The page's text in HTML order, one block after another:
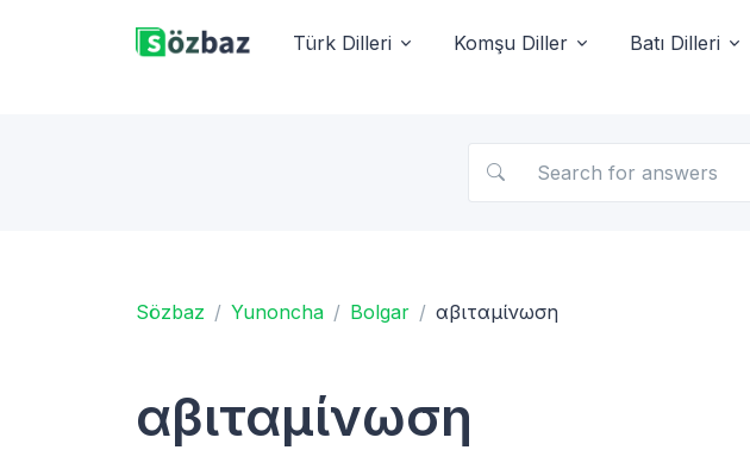
Türk Dilleri Komşu Diller Batı Dilleri
Sözbaz Yunoncha Bolgar αβιταμίνωση
αβιταμίνωση